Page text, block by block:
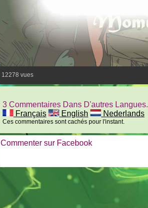
12278 vues
3 Commentaires Dans D'autres Langues.
Français
English Nederlands
Ces commentaires sont cachés pour l'instant.
Commenter sur Facebook